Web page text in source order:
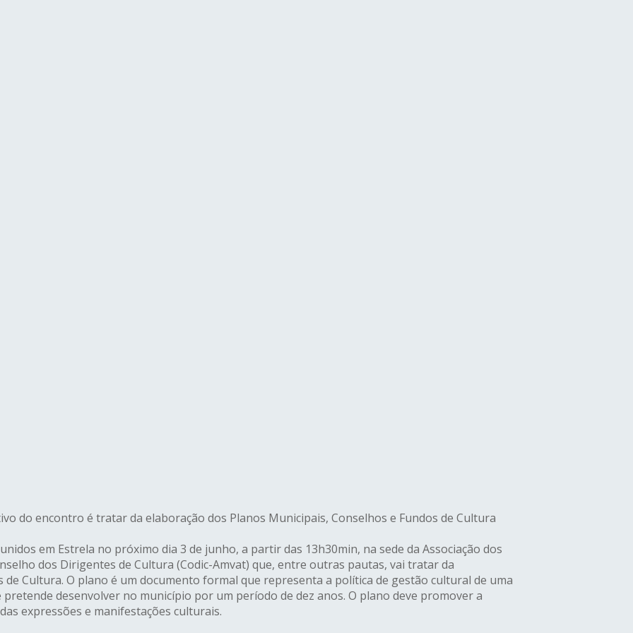
do encontro é tratar da elaboração dos Planos Municipais, Conselhos e Fundos de Cultura
em Estrela no próximo dia 3 de junho, a partir das 13h30min, na sede da Associação dos
dos Dirigentes de Cultura (Codic-Amvat) que, entre outras pautas, vai tratar da
Cultura. O plano é um documento formal que representa a política de gestão cultural de uma
desenvolver no município por um período de dez anos. O plano deve promover a
expressões e manifestações culturais.